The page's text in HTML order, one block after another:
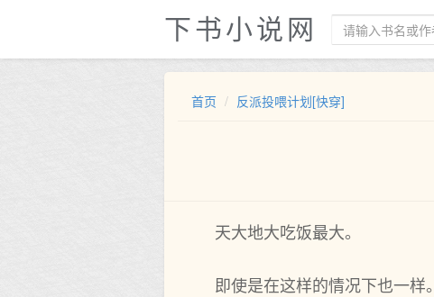
下书小说网
首页 反派投喂计划[快穿]
天大地大吃饭最大。
即使是在这样的情况下也一样。